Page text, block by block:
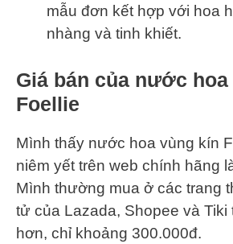
mẫu đơn kết hợp với hoa
nhàng và tinh khiết.
Giá bán của nước
Foellie
Mình thấy nước hoa vùng kín
niêm yết trên web chính hãng
Mình thường mua ở các trang
tử của Lazada, Shopee và Tiki
hơn, chỉ khoảng 300.000đ.